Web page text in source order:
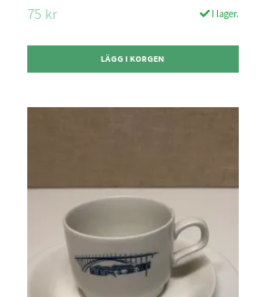
75 kr I lager.